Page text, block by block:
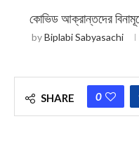
কোভিড আক্রান্তদের
byBiplabi Sabyasachi
SHARE 0